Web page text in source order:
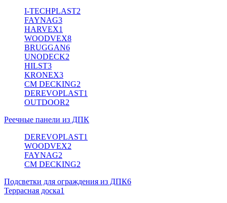
I-TECHPLAST2
FAYNAG3
HARVEX1
WOODVEX8
BRUGGAN6
UNODECK2
HILST3
KRONEX3
CM DECKING2
DEREVOPLAST1
OUTDOOR2
Реечные панели из ДПК
DEREVOPLAST1
WOODVEX2
FAYNAG2
CM DECKING2
Подсветки для ограждения из ДПК6
Террасная доска1